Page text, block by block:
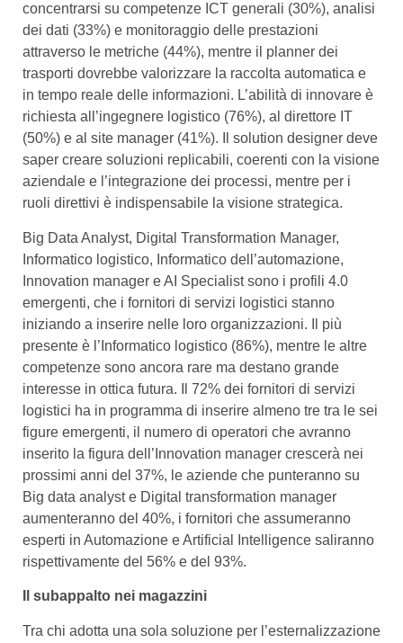
concentrarsi su competenze ICT generali (30%), analisi
dei dati (33%) e monitoraggio delle prestazioni
attraverso le metriche (44%), mentre il planner dei
trasporti dovrebbe valorizzare la raccolta automatica e
in tempo reale delle informazioni. L’abilità di innovare è
richiesta all’ingegnere logistico (76%), al direttore IT
(50%) e al site manager (41%). Il solution designer deve
saper creare soluzioni replicabili, coerenti con la visione
aziendale e l’integrazione dei processi, mentre per i
ruoli direttivi è indispensabile la visione strategica.
Big Data Analyst, Digital Transformation Manager,
Informatico logistico, Informatico dell’automazione,
Innovation manager e AI Specialist sono i profili 4.0
emergenti, che i fornitori di servizi logistici stanno
iniziando a inserire nelle loro organizzazioni. Il più
presente è l’Informatico logistico (86%), mentre le altre
competenze sono ancora rare ma destano grande
interesse in ottica futura. Il 72% dei fornitori di servizi
logistici ha in programma di inserire almeno tre tra le sei
figure emergenti, il numero di operatori che avranno
inserito la figura dell’Innovation manager crescerà nei
prossimi anni del 37%, le aziende che punteranno su
Big data analyst e Digital transformation manager
aumenteranno del 40%, i fornitori che assumeranno
esperti in Automazione e Artificial Intelligence saliranno
rispettivamente del 56% e del 93%.
Il subappalto nei magazzini
Tra chi adotta una sola soluzione per l’esternalizzazione